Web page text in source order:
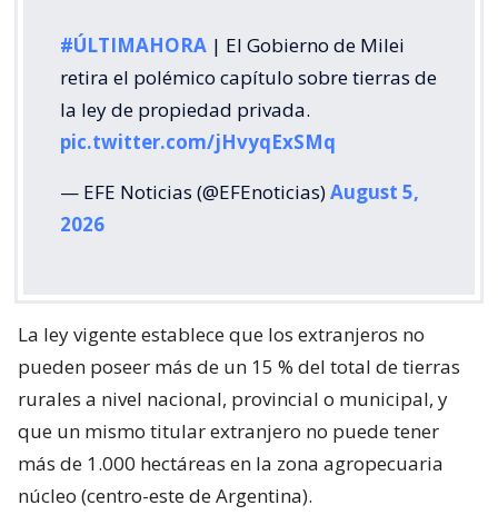
#ÚLTIMAHORA | El Gobierno de Milei
retira el polémico capítulo sobre tierras de
la ley de propiedad privada.
pic.twitter.com/jHvyqExSMq
— EFE Noticias (@EFEnoticias)August 5,
2026
La ley vigente establece que los extranjeros no
pueden poseer más de un 15 % del total de tierras
rurales a nivel nacional, provincial o municipal, y
que un mismo titular extranjero no puede tener
más de 1.000 hectáreas en la zona agropecuaria
núcleo (centro-este de Argentina).